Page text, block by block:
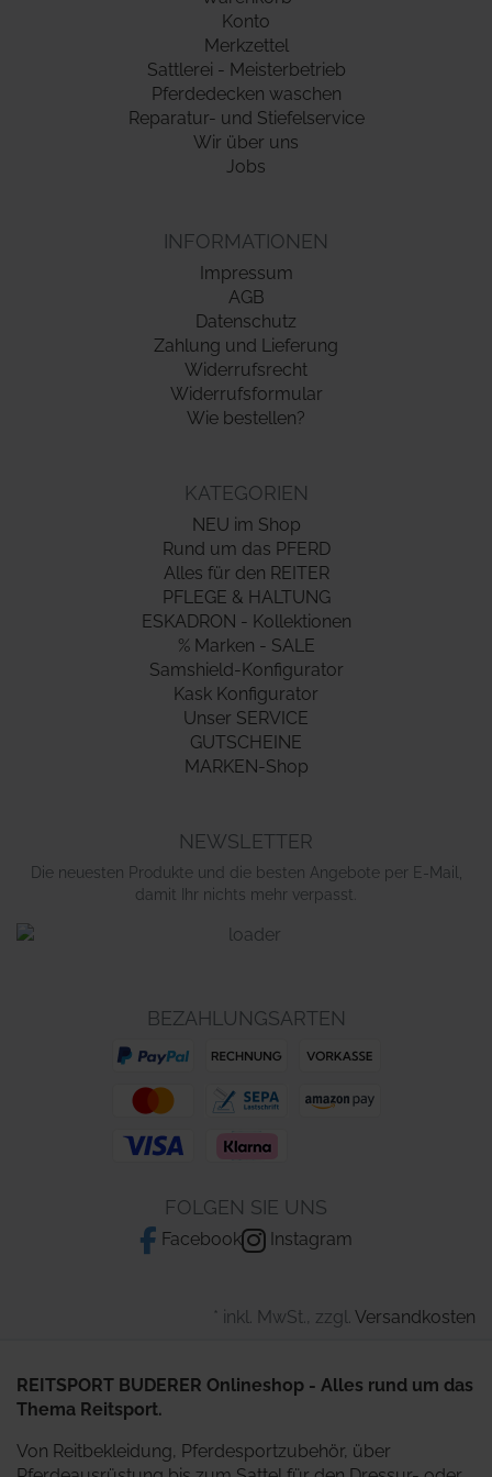
Konto
Merkzettel
Sattlerei - Meisterbetrieb
Pferdedecken waschen
Reparatur- und Stiefelservice
Wir über uns
Jobs
INFORMATIONEN
Impressum
AGB
Datenschutz
Zahlung und Lieferung
Widerrufsrecht
Widerrufsformular
Wie bestellen?
KATEGORIEN
NEU im Shop
Rund um das PFERD
Alles für den REITER
PFLEGE & HALTUNG
ESKADRON - Kollektionen
% Marken - SALE
Samshield-Konfigurator
Kask Konfigurator
Unser SERVICE
GUTSCHEINE
MARKEN-Shop
NEWSLETTER
Die neuesten Produkte und die besten Angebote per E-Mail,
damit Ihr nichts mehr verpasst.
BEZAHLUNGSARTEN
FOLGEN SIE UNS
Facebook Instagram
* inkl. MwSt., zzgl. Versandkosten
REITSPORT BUDERER Onlineshop - Alles rund um das
Thema Reitsport.
Von Reitbekleidung, Pferdesportzubehör, über